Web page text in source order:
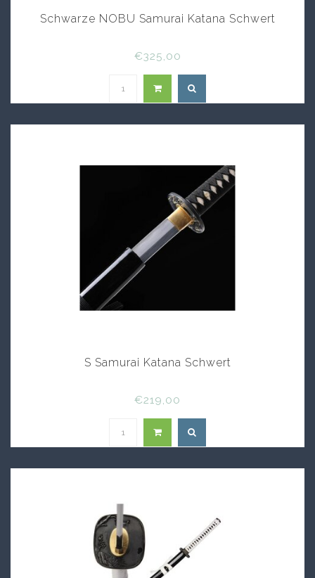
Schwarze NOBU Samurai Katana Schwert
€325,00
S Samurai Katana Schwert
€219,00